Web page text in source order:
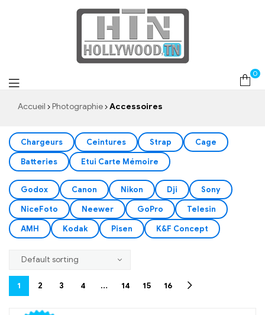
Accessoires
0
Accueil Photographie Accessoires
Chargeurs Ceintures Strap
Cage
Batteries
Etui Carte Mémoire
Godox Canon Nikon Dji
Sony
NiceFoto
Neewer GoPro
Telesin
AMH
Kodak Pisen K&F Concept
1 2 3 4 … 14 15 16